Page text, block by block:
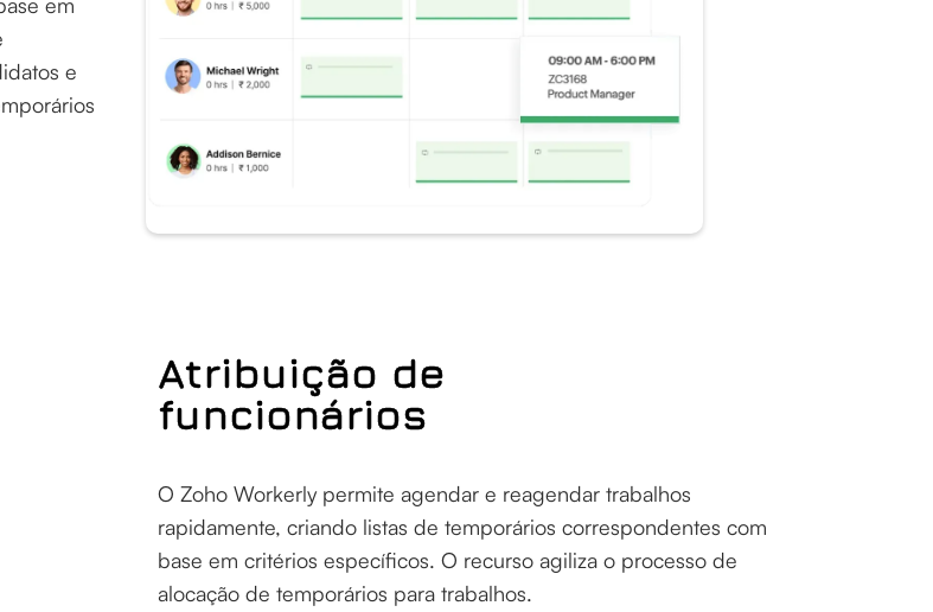
e
Atribuição de
funcionários
O Zoho Workerly permite agendar e reagendar trabalhos
rapidamente, criando listas de temporários correspondentes com
base em critérios específicos. O recurso agiliza o processo de
alocação de temporários para trabalhos.